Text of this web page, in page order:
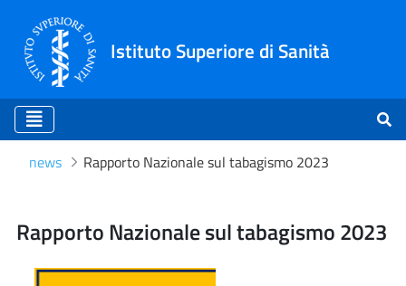
Istituto Superiore di Sanità
news Rapporto Nazionale sul tabagismo 2023
Rapporto Nazionale sul
Rapporto Nazionale sul tabagismo 2023